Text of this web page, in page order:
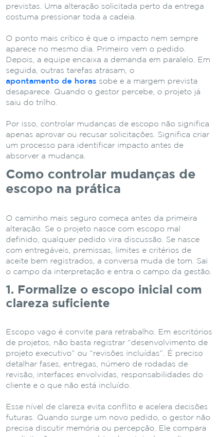
previstas. Uma alteração solicitada perto da entrega
costuma pressionar toda a cadeia.
O ponto mais crítico é que o impacto nem sempre
aparece no mesmo dia. Primeiro vem o pedido.
Depois, a equipe encaixa a demanda em paralelo. Em
seguida, outras tarefas atrasam, o
apontamento de horas sobe e a margem prevista
desaparece. Quando o gestor percebe, o projeto já
saiu do trilho.
Por isso, controlar mudanças de escopo não significa
apenas aprovar ou recusar solicitações. Significa criar
um processo para identificar impacto antes de
absorver a mudança.
Como controlar mudanças de
escopo na prática
O caminho mais seguro começa antes da primeira
alteração. Se o projeto nasce com escopo mal
definido, qualquer pedido vira discussão. Se nasce
com entregáveis, premissas, limites e critérios de
aceite bem registrados, a conversa muda de tom. Sai
o campo da interpretação e entra o campo da gestão.
1. Formalize o escopo inicial com
clareza suficiente
Escopo vago é convite para retrabalho. Em escritórios
de projetos, não basta registrar “desenvolvimento de
projeto executivo” ou “revisões incluídas”. É preciso
detalhar fases, entregas, número de rodadas de
revisão, interfaces envolvidas, responsabilidades do
cliente e o que não está incluído.
Esse nível de clareza evita conflito e acelera decisões
futuras. Quando surge um novo pedido, o gestor não
precisa discutir memória ou percepção. Ele compara